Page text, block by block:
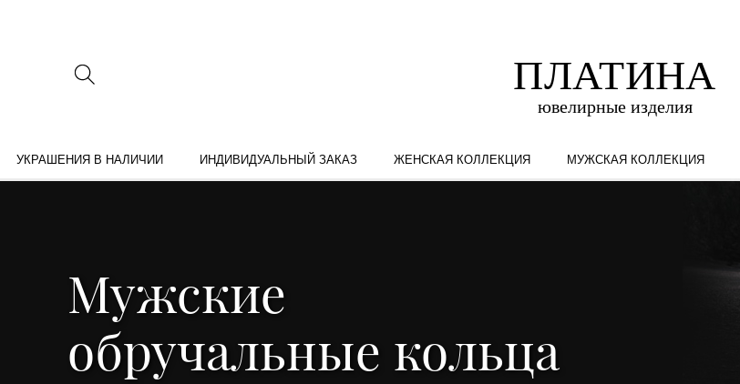
УКРАШЕНИЯ В НАЛИЧИИ ИНДИВИДУАЛЬНЫЙ ЗАКАЗ ЖЕНСКАЯ КОЛЛЕКЦИЯ МУЖСКАЯ КОЛЛЕКЦИЯ
Мужские
обручальные кольца